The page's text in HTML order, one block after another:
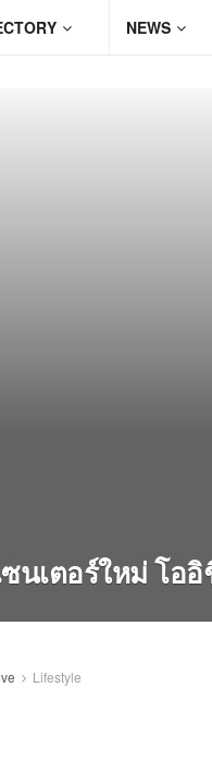
NEWS
ซนเตอร์ใหม่ โอ
Lifestyle